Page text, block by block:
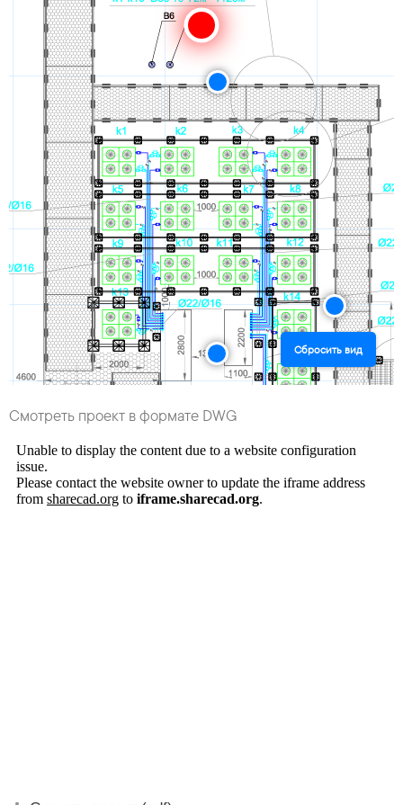
Сбросить вид
Смотреть проект в формате DWG